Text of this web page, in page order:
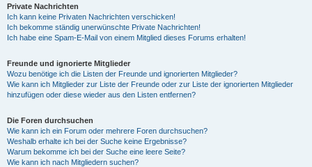
Private Nachrichten
Ich kann keine Privaten Nachrichten verschicken!
Ich bekomme ständig unerwünschte Private Nachrichten!
Ich habe eine Spam-E-Mail von einem Mitglied dieses Forums erhalten!
Freunde und ignorierte Mitglieder
Wozu benötige ich die Listen der Freunde und ignorierten Mitglieder?
Wie kann ich Mitglieder zur Liste der Freunde oder zur Liste der ignorierten Mitglieder
hinzufügen oder diese wieder aus den Listen entfernen?
Die Foren durchsuchen
Wie kann ich ein Forum oder mehrere Foren durchsuchen?
Weshalb erhalte ich bei der Suche keine Ergebnisse?
Warum bekomme ich bei der Suche eine leere Seite?
Wie kann ich nach Mitgliedern suchen?